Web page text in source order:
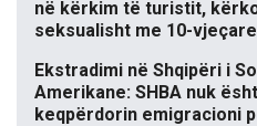
në kërkim të turistit,
seksualisht me 10-
Ekstradimi në Shqipëri i
Amerikane: SHBA nuk
keqpërdorin emigracioni